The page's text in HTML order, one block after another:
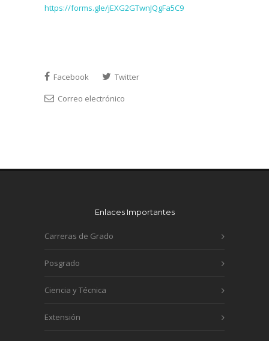
https://forms.gle/jEXG2GTwnJQgFa5C9
Facebook
Twitter
Correo electrónico
Enlaces Importantes
Carreras de Grado
Posgrado
Ciencia y Técnica
Extensión